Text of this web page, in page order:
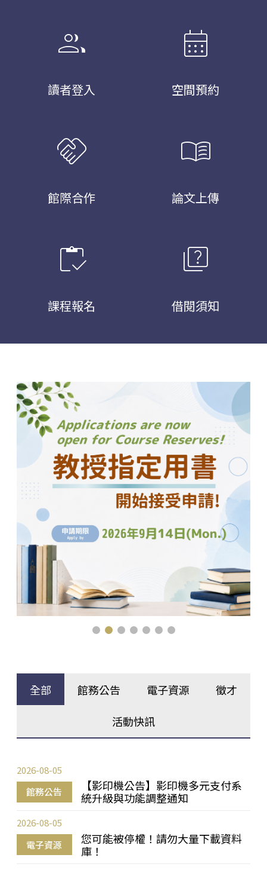
group
讀者登入
calendar_month
空間預約
handshake
館際合作
menu_book
論文上傳
inventory
課程報名
quiz
借閱須知
全部 館務公告 電子資源 徵才
活動快訊
館務公告
【影印機公告】影印機多元支付系
統升級與功能調整通知
2026-08-05
電子資源
您可能被停權！請勿大量下載資料
庫！
2026-08-05